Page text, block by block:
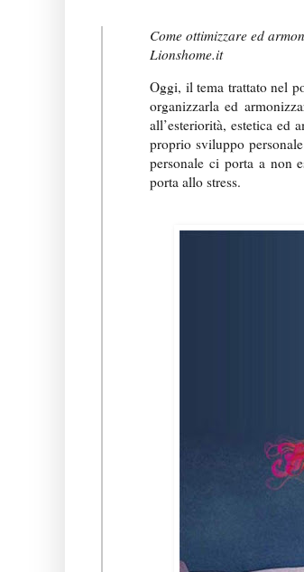
Come ottimizzare ed
Lionshome.it
Oggi, il tema trattato nel
organizzarla ed
all’esteriorità, estetica ed
proprio sviluppo
personale ci porta a non
porta allo stress.